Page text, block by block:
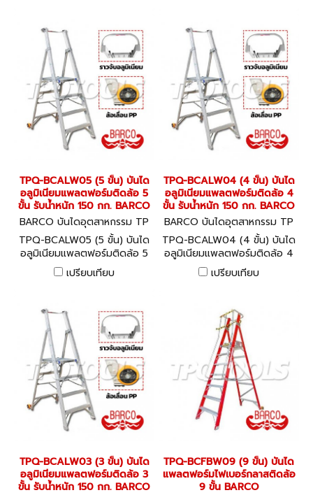
TPQ-BCALW05 (5 ขั้น) บันได
อลูมิเนียมแพลตฟอร์มติดล้อ 5
ขั้น รับน้ำหนัก 150 กก. BARCO
BARCO บันไดอุตสาหกรรม TP
Q-BCALW05
TPQ-BCALW05 (5 ขั้น) บันได
อลูมิเนียมแพลตฟอร์มติดล้อ 5
ขั้น รับน้ำหนัก 150 กก. BARCO
เปรียบเทียบ
TPQ-BCALW04 (4 ขั้น) บันได
อลูมิเนียมแพลตฟอร์มติดล้อ 4
ขั้น รับน้ำหนัก 150 กก. BARCO
BARCO บันไดอุตสาหกรรม TP
Q-BCALW04
TPQ-BCALW04 (4 ขั้น) บันได
อลูมิเนียมแพลตฟอร์มติดล้อ 4
ขั้น รับน้ำหนัก 150 กก. BARCO
เปรียบเทียบ
TPQ-BCALW03 (3 ขั้น) บันได
อลูมิเนียมแพลตฟอร์มติดล้อ 3
ขั้น รับน้ำหนัก 150 กก. BARCO
TPQ-BCFBW09 (9 ขั้น) บันได
แพลตฟอร์มไฟเบอร์กลาสติดล้อ
9 ขั้น BARCO